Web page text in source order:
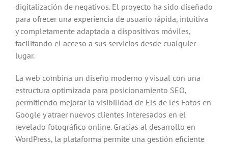
digitalización de negativos. El proyecto ha sido diseñado
para ofrecer una experiencia de usuario rápida, intuitiva
y completamente adaptada a dispositivos móviles,
facilitando el acceso a sus servicios desde cualquier
lugar.
La web combina un diseño moderno y visual con una
estructura optimizada para posicionamiento SEO,
permitiendo mejorar la visibilidad de Els de les Fotos en
Google y atraer nuevos clientes interesados en el
revelado fotográfico online. Gracias al desarrollo en
WordPress, la plataforma permite una gestión eficiente